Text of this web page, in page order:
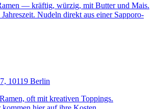
— kräftig, würzig, mit Butter und Mais.
Nudeln direkt aus einer Sapporo-
10119 Berlin
oft mit kreativen Toppings.